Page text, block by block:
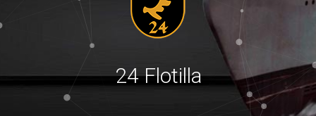
24 Flotilla